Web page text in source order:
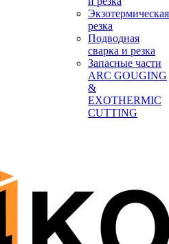
Экзотермическая
резка
Подводная
сварка и резка
Запасные части
ARC GOUGING
&
EXOTHERMIC
CUTTING